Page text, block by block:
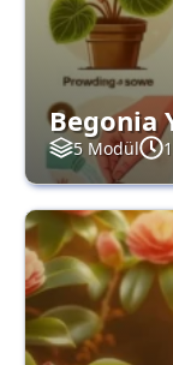
Begonia
5 Modül